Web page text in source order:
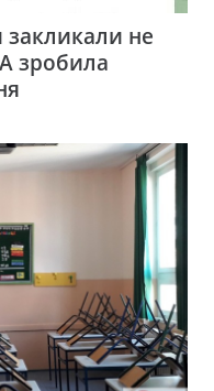
не
зробила